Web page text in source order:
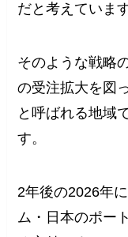
だと考えています
そのような戦略
の受注拡大を図
と呼ばれる地域
す。
2年後の2026年
ム・日本のポー